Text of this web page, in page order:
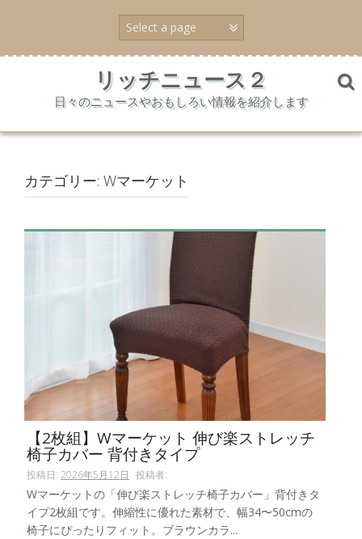
ン
ッ
リッチニュース２
日々のニュースやおもしろい情報を紹介します
カテゴリー: Wマーケット
【2枚組】Wマーケット 伸び楽ストレッチ
椅子カバー 背付きタイプ
投稿日: 2026年5月12日 投稿者:
Wマーケットの「伸び楽ストレッチ椅子カバー」背付きタ
イプ2枚組です。伸縮性に優れた素材で、幅34〜50cmの
椅子にぴったりフィット。ブラウンカラ...